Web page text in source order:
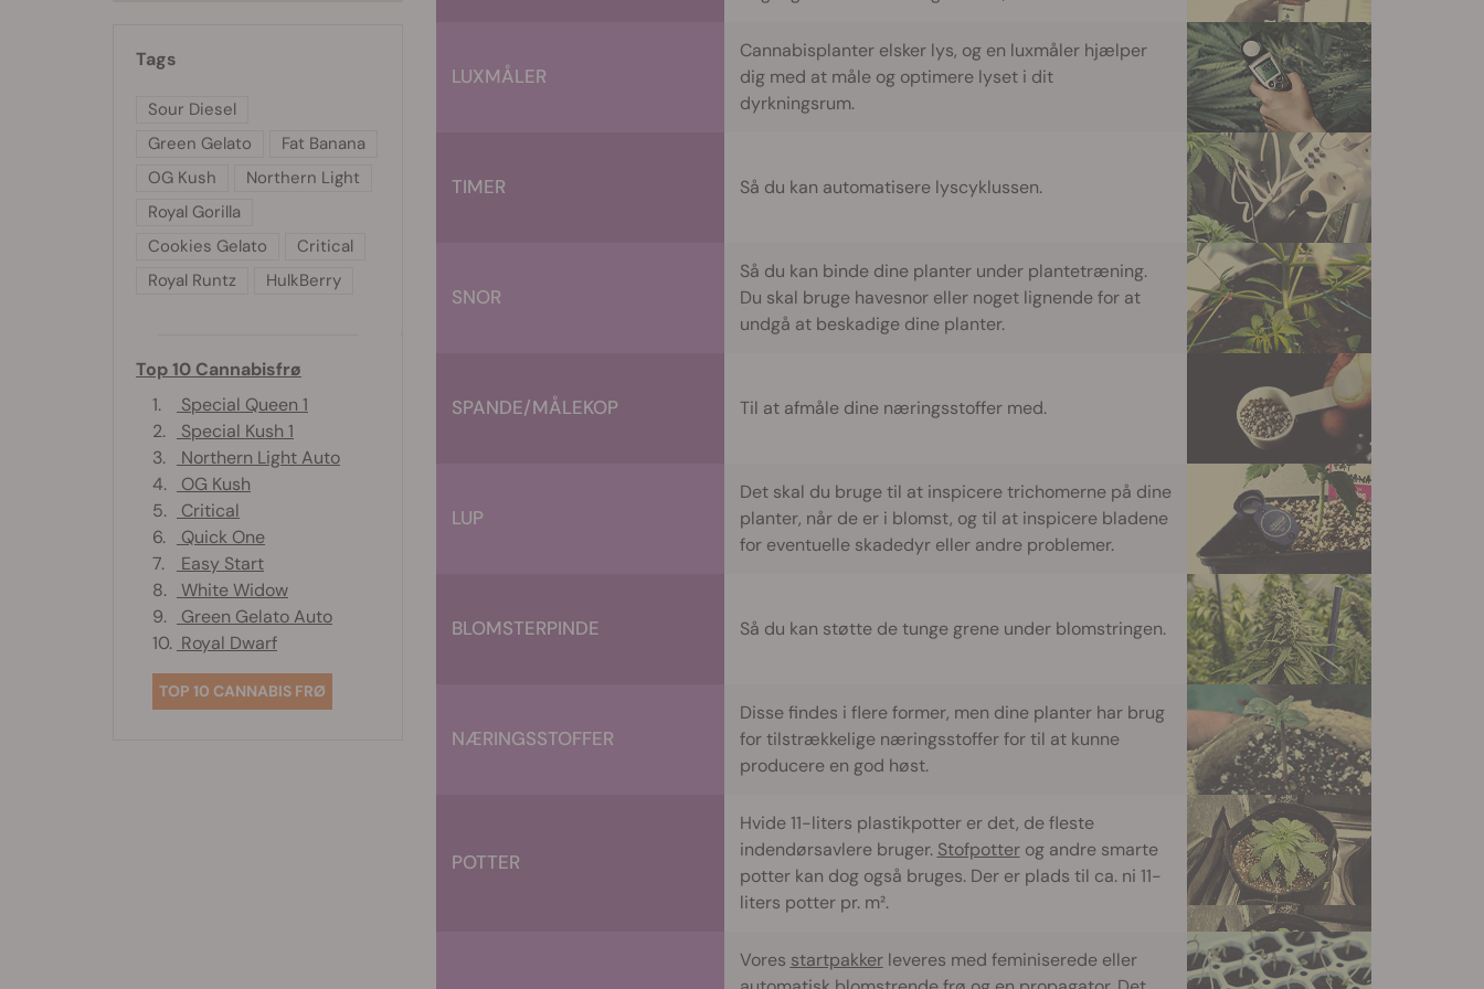
LUXMÅLER
Cannabisplanter elsker lys, og en luxmåler hjælper
dig med at måle og optimere lyset i dit
dyrkningsrum.
TIMER Så du kan automatisere lyscyklussen.
SNOR
Så du kan binde dine planter under plantetræning.
Du skal bruge havesnor eller noget lignende for at
undgå at beskadige dine planter.
SPANDE/MÅLEKOP Til at afmåle dine næringsstoffer med.
LUP
Det skal du bruge til at inspicere trichomerne på dine
planter, når de er i blomst, og til at inspicere bladene
for eventuelle skadedyr eller andre problemer.
BLOMSTERPINDE Så du kan støtte de tunge grene under blomstringen.
NÆRINGSSTOFFER
Disse findes i flere former, men dine planter har brug
for tilstrækkelige næringsstoffer for til at kunne
producere en god høst.
POTTER
Hvide 11-liters plastikpotter er det, de fleste
indendørsavlere bruger. Stofpotterog andre smarte
potter kan dog også bruges. Der er plads til ca. ni 11-
liters potter pr. m².
Vores startpakkerleveres med feminiserede eller
Tags
Sour Diesel
Green Gelato
Fat Banana
OG Kush
Northern Light
Royal Gorilla
Cookies Gelato
Critical
Royal Runtz
HulkBerry
Top 10 Cannabisfrø
1.
Special Queen 1
2.
Special Kush 1
3.
Northern Light Auto
4.
OG Kush
5.
Critical
6.
Quick One
7.
Easy Start
8.
White Widow
9.
Green Gelato Auto
10. Royal Dwarf
TOP 10 CANNABIS FRØ